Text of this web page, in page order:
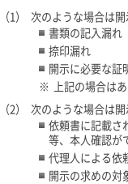
（1）
次のような場合は
書類の記入漏れ
捺印漏れ
開示に必要な証
※
上記の場合は
（2）
次のような場合は
依頼書に記載さ
等、本人確認が
代理人による依
開示の求めの対